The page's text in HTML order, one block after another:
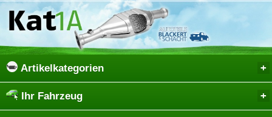
Artikelkategorien
Ihr Fahrzeug